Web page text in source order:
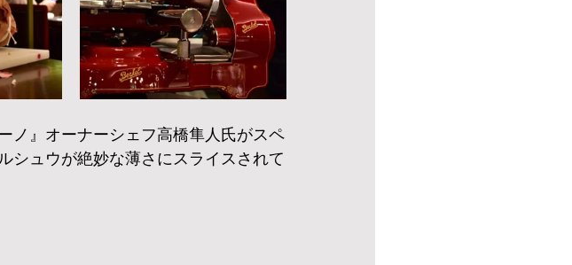
ノ』オーナーシェフ高橋隼人氏がスペ
シュウが絶妙な薄さにスライスされて